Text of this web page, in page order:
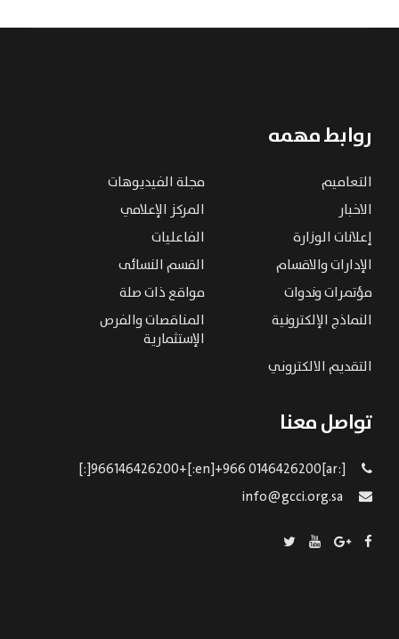
روابط مهمه
التعاميم
مجلة الفيديوهات
الاخبار
المركز الإعلامي
إعلانات الوزارة
الفاعليات
الإدارات والاقسام
القسم النسائى
مؤتمرات وندوات
مواقع ذات صلة
النماذج الإلكترونية
المناقصات والفرص
الإستثمارية
التقديم الالكتروني
تواصل معنا
[:ar]966146426200+[:en]+966 0146426200[:]